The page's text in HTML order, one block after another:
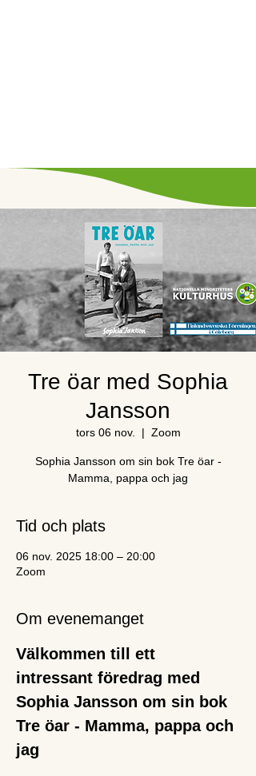
Tre öar med Sophia
Jansson
tors 06 nov.
  |
Zoom
Sophia Jansson om sin bok Tre öar -
Mamma, pappa och jag
Tid och plats
06 nov. 2025 18:00 – 20:00
Zoom
Om evenemanget
Välkommen till ett
intressant föredrag med
Sophia Jansson om sin bok
Tre öar - Mamma, pappa och
jag